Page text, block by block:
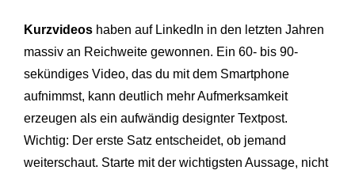
Kurzvideos haben auf LinkedIn in den letzten Jahren
massiv an Reichweite gewonnen. Ein 60- bis 90-
sekündiges Video, das du mit dem Smartphone
aufnimmst, kann deutlich mehr Aufmerksamkeit
erzeugen als ein aufwändig designter Textpost.
Wichtig: Der erste Satz entscheidet, ob jemand
weiterschaut. Starte mit der wichtigsten Aussage, nicht